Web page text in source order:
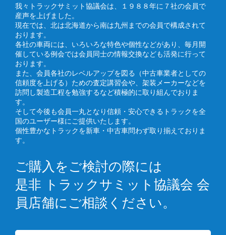
我々トラックサミット協議会は、１９８８年に７社の会員で
産声を上げました。
現在では、北は北海道から南は九州までの会員で構成されて
おります。
各社の車両には、いろいろな特色や個性などがあり、毎月開
催している例会では会員同士の情報交換なども活発に行って
おります。
また、会員各社のレベルアップを図る（中古車業者としての
信頼度を上げる）ための査定講習会や、架装メーカーなどを
訪問し製造工程を勉強するなど積極的に取り組んでおりま
す。
そして今後も会員一丸となり信頼・安心できるトラックを全
国のユーザー様にご提供いたします。
個性豊かなトラックを新車・中古車問わず取り揃えておりま
す。
ご購入をご検討の際には
是非 トラックサミット協議会 会
員店舗にご相談ください。